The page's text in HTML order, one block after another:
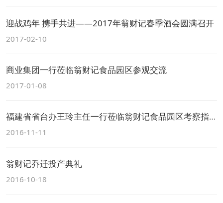
迎战鸡年 携手共进——2017年翁财记春季酒会圆满召开
2017-02-10
商业集团一行莅临翁财记食品园区参观交流
2017-01-08
福建省省台办王玲主任一行莅临翁财记食品园区考察指导
2016-11-11
翁财记乔迁投产典礼
2016-10-18